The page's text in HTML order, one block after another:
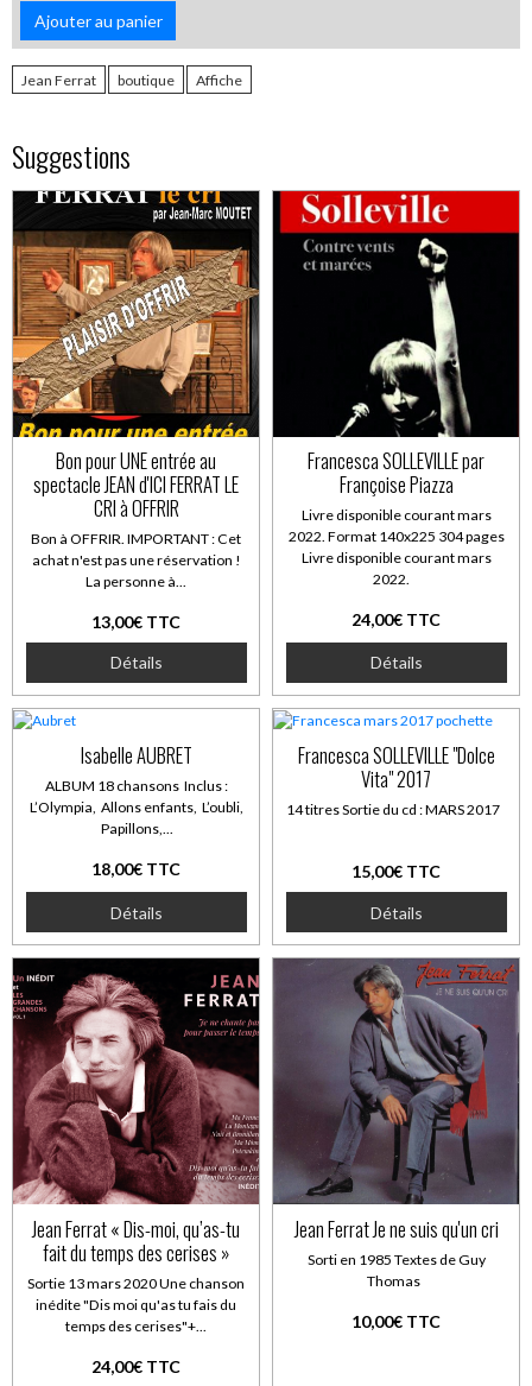
Ajouter au panier
Jean Ferrat boutique Affiche
Suggestions
Bon pour UNE entrée au
spectacle JEAN d'ICI FERRAT LE
CRI à OFFRIR
Bon à OFFRIR. IMPORTANT : Cet
achat n'est pas une réservation !
La personne à...
13,00€ TTC
Détails
Francesca SOLLEVILLE par
Françoise Piazza
Livre disponible courant mars
2022. Format 140x225 304 pages
Livre disponible courant mars
2022.
24,00€ TTC
Détails
Isabelle AUBRET
ALBUM 18 chansons Inclus :
L’Olympia, Allons enfants, L’oubli,
Papillons,...
18,00€ TTC
Détails
Francesca SOLLEVILLE "Dolce
Vita" 2017
14 titres Sortie du cd : MARS 2017
15,00€ TTC
Détails
Jean Ferrat « Dis-moi, qu’as-tu
fait du temps des cerises »
Sortie 13 mars 2020 Une chanson
inédite "Dis moi qu'as tu fais du
temps des cerises"+...
24,00€ TTC
Jean Ferrat Je ne suis qu'un cri
Sorti en 1985 Textes de Guy
Thomas
10,00€ TTC